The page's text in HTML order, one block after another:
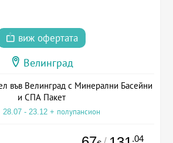
виж офертата
Велинград
във Велинград с Минерални Басейни
и СПА Пакет
28.07 - 23.12 + полупансион
.04